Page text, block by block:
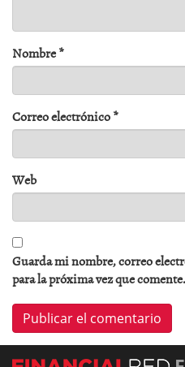
Nombre*
Correo electrónico*
Web
Guarda mi nombre, correo
para la próxima vez que comente.